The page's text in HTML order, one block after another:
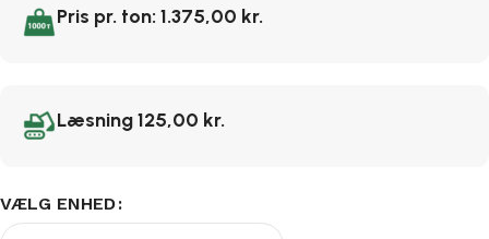
Pris pr. ton: 1.375,00 kr.
Læsning 125,00 kr.
VÆLG ENHED